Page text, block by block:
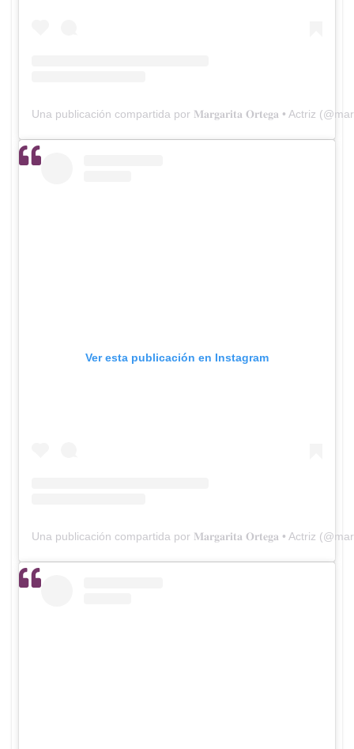
Una publicación compartida por 𝐌𝐚𝐫𝐠𝐚𝐫𝐢𝐭𝐚 𝐎𝐫𝐭𝐞𝐠𝐚 • Actriz
Ver esta publicación en Instagram
Una publicación compartida por 𝐌𝐚𝐫𝐠𝐚𝐫𝐢𝐭𝐚 𝐎𝐫𝐭𝐞𝐠𝐚 • Actriz